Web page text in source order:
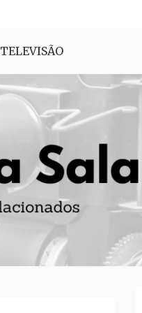
TELEVISÃO